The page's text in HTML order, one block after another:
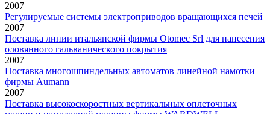
2007
Регулируемые системы электроприводов вращающихся печей
2007
Поставка линии итальянской фирмы Otomec Srl для нанесения
оловянного гальванического покрытия
2007
Поставка многошпиндельных автоматов линейной намотки
фирмы Aumann
2007
Поставка высокоскоростных вертикальных оплеточных